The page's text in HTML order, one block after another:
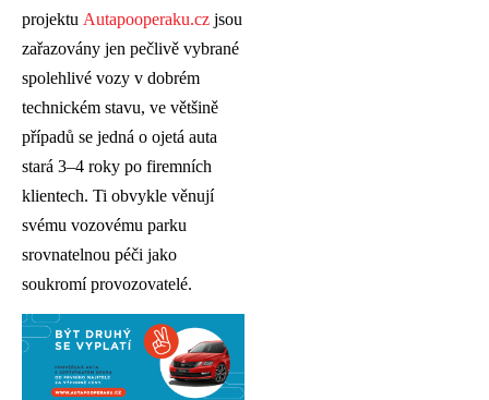
projektu Autapooperaku.cz jsou
zařazovány jen pečlivě vybrané
spolehlivé vozy v dobrém
technickém stavu, ve většině
případů se jedná o ojetá auta
stará 3–4 roky po firemních
klientech. Ti obvykle věnují
svému vozovému parku
srovnatelnou péči jako
soukromí provozovatelé.